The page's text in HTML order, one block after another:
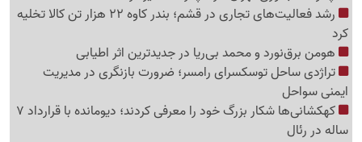
رشد فعالیت‌های تجاری در قشم؛ بندر کاوه 22 هزار تن کالا تخلیه
کرد
هومن برق‌نورد و محمد بی‌ریا در جدیدترین اثر اطیابی
تراژدی ساحل توسکسرای رامسر؛ ضرورت بازنگری در مدیریت
ایمنی سواحل
کهکشانی‌ها شکار بزرگ خود را معرفی کردند؛ دیومانده با قرارداد 7
ساله در رئال